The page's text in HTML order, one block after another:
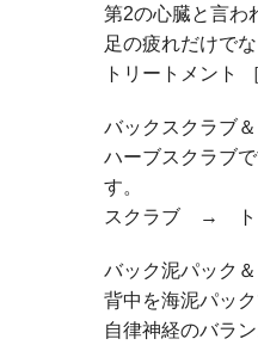
第2の心臓と言わ
足の疲れだけで
トリートメント
バックスクラブ
ハーブスクラブ
す。
スクラブ → トリ
バック泥パック
背中を海泥パッ
自律神経のバラ